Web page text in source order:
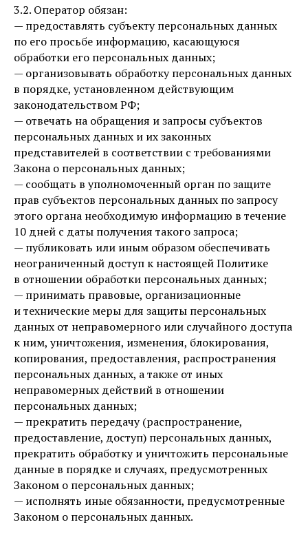
3.2. Оператор обязан:
— предоставлять субъекту персональных данных
по его просьбе информацию, касающуюся
обработки его персональных данных;
— организовывать обработку персональных данных
в порядке, установленном действующим
законодательством РФ;
— отвечать на обращения и запросы субъектов
персональных данных и их законных
представителей в соответствии с требованиями
Закона о персональных данных;
— сообщать в уполномоченный орган по защите
прав субъектов персональных данных по запросу
этого органа необходимую информацию в течение
10 дней с даты получения такого запроса;
— публиковать или иным образом обеспечивать
неограниченный доступ к настоящей Политике
в отношении обработки персональных данных;
— принимать правовые, организационные
и технические меры для защиты персональных
данных от неправомерного или случайного доступа
к ним, уничтожения, изменения, блокирования,
копирования, предоставления, распространения
персональных данных, а также от иных
неправомерных действий в отношении
персональных данных;
— прекратить передачу (распространение,
предоставление, доступ) персональных данных,
прекратить обработку и уничтожить персональные
данные в порядке и случаях, предусмотренных
Законом о персональных данных;
— исполнять иные обязанности, предусмотренные
Законом о персональных данных.